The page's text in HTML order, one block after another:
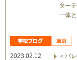
ター
一体
2023.02.12
＜バ